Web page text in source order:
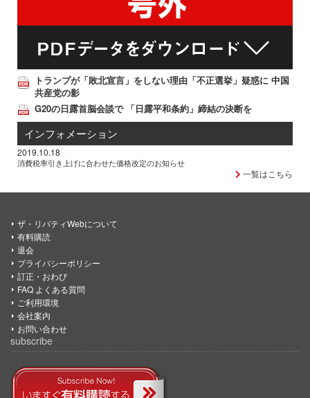
トランプが「敗北宣言」をしない理由「不正選挙」疑惑に 中国
共産党の影
G20の日露首脳会談で 「日露平和条約」締結の決断を
インフォメーション
2019.10.18
消費税率引き上げに合わせた価格改定のお知らせ
一覧はこちら
ザ・リバティWebについて
有料購読
退会
プライバシーポリシー
訂正・おわび
FAQ よくある質問
ご利用環境
会社案内
お問い合わせ
subscribe